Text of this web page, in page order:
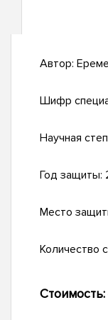
Автор:
Шифр
Научная
Год защиты:
Место
Количество
Стоимость: